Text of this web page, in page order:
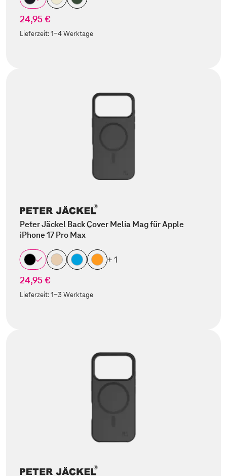
24,95 €
Lieferzeit:1-4 Werktage
Peter Jäckel Back Cover Melia Mag für Apple
iPhone 17 Pro Max
+ 1
24,95 €
Lieferzeit:1-3 Werktage